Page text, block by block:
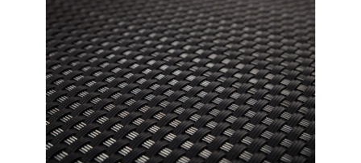
KOUPELNA A WC
PŘEDSÍŇ
CHOVATELSKÉ POTŘEBY
DOPLŇKY A DEKORACE